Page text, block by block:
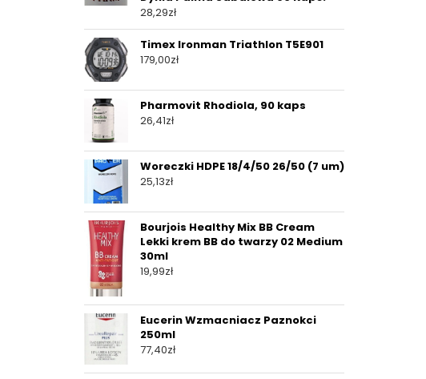
28,29zł
Timex Ironman Triathlon T5E901
179,00zł
Pharmovit Rhodiola, 90 kaps
26,41zł
Woreczki HDPE 18/4/50 26/50 (7 um)
25,13zł
Bourjois Healthy Mix BB Cream
Lekki krem BB do twarzy 02 Medium
30ml
19,99zł
Eucerin Wzmacniacz Paznokci
250ml
77,40zł